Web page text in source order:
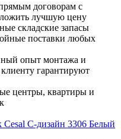
договорам с
лучшую цену
складские запасы
поставки любых
опыт монтажа и
гарантируют
центры, квартиры и